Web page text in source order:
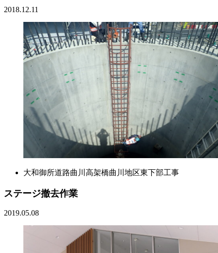
2018.12.11
大和御所道路曲川高架橋曲川地区東下部工事
ステージ撤去作業
2019.05.08